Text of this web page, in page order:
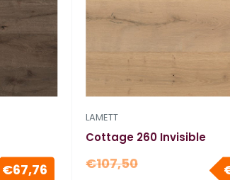
Verkoopprijs
€67,76
LAMETT
Cottage 260 Invisible
Normale
€107,50